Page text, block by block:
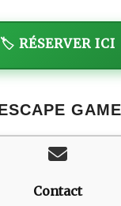
🏷️ RÉSERVER ICI
Contact